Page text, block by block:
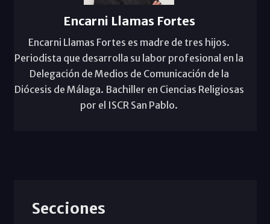
Encarni Llamas Fortes
Encarni Llamas Fortes es madre de tres hijos.
Periodista que desarrolla su labor profesional en la
Delegación de Medios de Comunicación de la
Diócesis de Málaga. Bachiller en Ciencias Religiosas
por el ISCR San Pablo.
Secciones